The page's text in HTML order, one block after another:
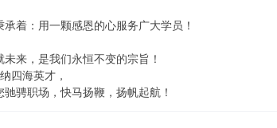
着：用一颗感恩的心服务广大学员！
来，是我们永恒不变的宗旨！
四海英才，
骋职场，快马扬鞭，扬帆起航！